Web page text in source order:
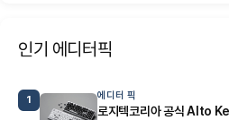
인기 에디터픽
1 에디터 픽
로지텍코리아 공식 Alto